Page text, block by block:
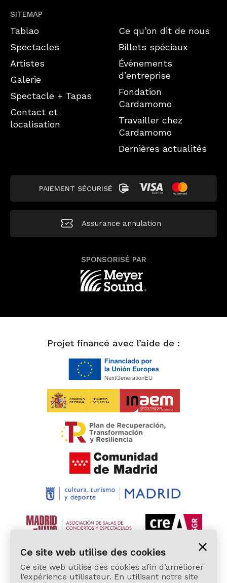
SITEMAP
Tablao
Spectacles
Artistes
Galerie
Spectacle + Tapas
Contact et
localisation
Ce qu’on dit de nous
Billets spéciaux
Événements
d’entreprise
Fondation
Cardamomo
Travailler chez
Cardamomo
Dernières actualités
PAIEMENT SÉCURISÉ
Assurance annulation
SPONSORISÉ PAR
Projet financé avec l’aide de :
Ce site web utilise des cookies
Ce site web utilise des cookies afin d’améliorer
l’expérience utilisateur. En utilisant notre site